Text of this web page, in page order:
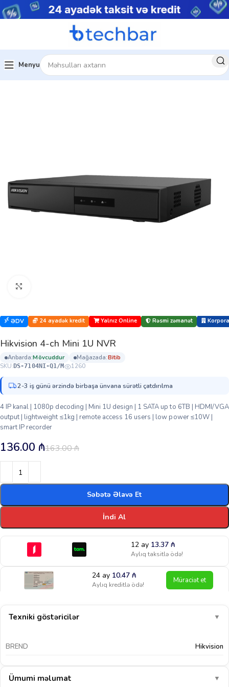
Menyu
Şəbəkə Video Qeydiyyatçıları
ƏDV 24 ayadək kredit Yalnız Online Rəsmi zəmanət
Hikvision 4-ch Mini 1U NVR
anbarda: mövcuddur mağazada:
bi̇ti̇b
SKU: DS-7104NI-Q1/M 1260
2-3 iş günü ərzində birbaşa ünvana sürətli çatdırılma
4 IP kanal | 1080p decoding | Mini 1U design | 1 SATA up to 6TB | HDMI/VGA
output | lightweight ≤1kg | remote access 16 users | low power ≤10W |
smart IP recorder
163.00₼
136.00 ₼
Səbətə Əlavə Et
İndi Al
12 ay 13.37 ₼
Aylıq taksitlə ödə!
24 ay 10.47₼
Aylıq kreditlə ödə! Müraciət et
Texniki göstəricilər ▼
BREND Hikvision
Ümumi məlumat ▼